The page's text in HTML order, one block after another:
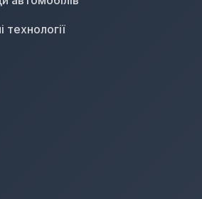
технології